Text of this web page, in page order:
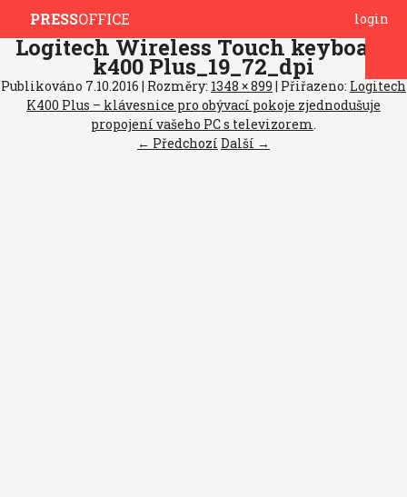
PRESSOFFICE login
Logitech Wireless Touch keyboard
k400 Plus_19_72_dpi
Publikováno 7.10.2016 | Rozměry: 1348 × 899 | Přiřazeno: Logitech
K400 Plus – klávesnice pro obývací pokoje zjednodušuje
propojení vašeho PC s televizorem.
← Předchozí Další →